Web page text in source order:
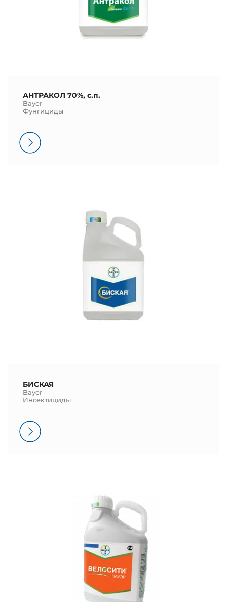
АНТРАКОЛ 70%, с.п.
Bayer
Фунгициды
БИСКАЯ
Bayer
Инсектициды